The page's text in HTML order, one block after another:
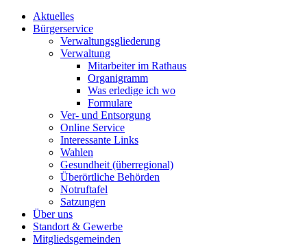
Aktuelles
Bürgerservice
Verwaltungsgliederung
Verwaltung
Mitarbeiter im Rathaus
Organigramm
Was erledige ich wo
Formulare
Ver- und Entsorgung
Online Service
Interessante Links
Wahlen
Gesundheit (überregional)
Überörtliche Behörden
Notruftafel
Satzungen
Über uns
Standort & Gewerbe
Mitgliedsgemeinden